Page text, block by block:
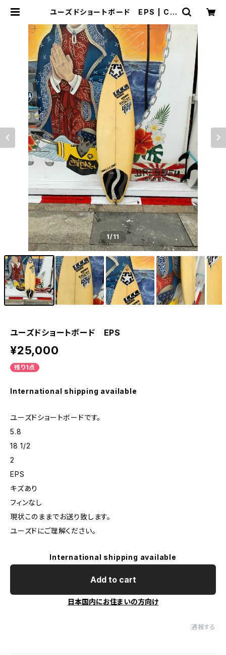
ユーズドショートボード EPS | CC
1/11
ユーズドショートボード EPS
¥25,000
残り1点
International shipping available
ユーズドショートボードです。
5.8
18 1/2
2
EPS
キズあり
フィンなし
現状このままでお送り致します。
ユーズドにご理解ください。
International shipping available
Add to cart
日本国内にお住まいの方向け
通報する